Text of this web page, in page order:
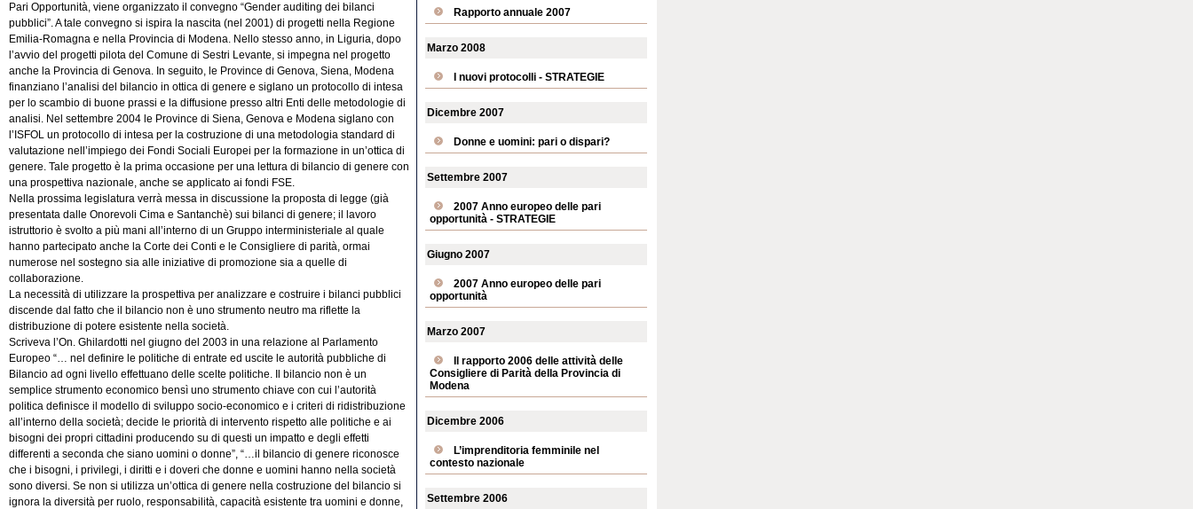
Pari Opportunità, viene organizzato il convegno “Gender auditing dei bilanci
pubblici”. A tale convegno si ispira la nascita (nel 2001) di progetti nella Regione
Emilia-Romagna e nella Provincia di Modena. Nello stesso anno, in Liguria, dopo
l’avvio del progetti pilota del Comune di Sestri Levante, si impegna nel progetto
anche la Provincia di Genova. In seguito, le Province di Genova, Siena, Modena
finanziano l’analisi del bilancio in ottica di genere e siglano un protocollo di intesa
per lo scambio di buone prassi e la diffusione presso altri Enti delle metodologie di
analisi. Nel settembre 2004 le Province di Siena, Genova e Modena siglano con
l’ISFOL un protocollo di intesa per la costruzione di una metodologia standard di
valutazione nell’impiego dei Fondi Sociali Europei per la formazione in un’ottica di
genere. Tale progetto è la prima occasione per una lettura di bilancio di genere con
una prospettiva nazionale, anche se applicato ai fondi FSE.
Nella prossima legislatura verrà messa in discussione la proposta di legge (già
presentata dalle Onorevoli Cima e Santanchè) sui bilanci di genere; il lavoro
istruttorio è svolto a più mani all’interno di un Gruppo interministeriale al quale
hanno partecipato anche la Corte dei Conti e le Consigliere di parità, ormai
numerose nel sostegno sia alle iniziative di promozione sia a quelle di
collaborazione.
La necessità di utilizzare la prospettiva per analizzare e costruire i bilanci pubblici
discende dal fatto che il bilancio non è uno strumento neutro ma riflette la
distribuzione di potere esistente nella società.
Scriveva l’On. Ghilardotti nel giugno del 2003 in una relazione al Parlamento
Europeo “… nel definire le politiche di entrate ed uscite le autorità pubbliche di
Bilancio ad ogni livello effettuano delle scelte politiche. Il bilancio non è un
semplice strumento economico bensì uno strumento chiave con cui l’autorità
politica definisce il modello di sviluppo socio-economico e i criteri di ridistribuzione
all’interno della società; decide le priorità di intervento rispetto alle politiche e ai
bisogni dei propri cittadini producendo su di questi un impatto e degli effetti
differenti a seconda che siano uomini o donne”, “…il bilancio di genere riconosce
che i bisogni, i privilegi, i diritti e i doveri che donne e uomini hanno nella società
sono diversi. Se non si utilizza un’ottica di genere nella costruzione del bilancio si
ignora la diversità per ruolo, responsabilità, capacità esistente tra uomini e donne,
Rapporto annuale 2007
Marzo 2008
I nuovi protocolli - STRATEGIE
Dicembre 2007
Donne e uomini: pari o dispari?
Settembre 2007
2007 Anno europeo delle pari
opportunità - STRATEGIE
Giugno 2007
2007 Anno europeo delle pari
opportunità
Marzo 2007
Il rapporto 2006 delle attività delle
Consigliere di Parità della Provincia di
Modena
Dicembre 2006
L’imprenditoria femminile nel
contesto nazionale
Settembre 2006